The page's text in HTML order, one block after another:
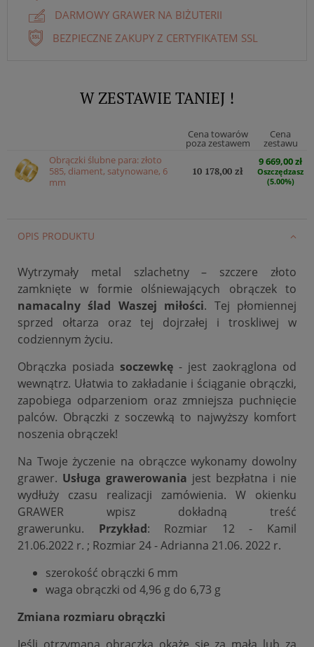
DARMOWY GRAWER NA BIŻUTERII
BEZPIECZNE ZAKUPY Z CERTYFIKATEM SSL
W ZESTAWIE TANIEJ !
Cena towarów
poza zestawem
Cena
zestawu
Obrączki ślubne para: złoto
585, diament, satynowane, 6
mm
10 178,00 zł
9 669,00 zł
Oszczędzasz
(5.00%)
OPIS PRODUKTU
Wytrzymały metal szlachetny – szczere złoto
zamknięte w formie olśniewających obrączek to
namacalny ślad Waszej miłości. Tej płomiennej
sprzed ołtarza oraz tej dojrzałej i troskliwej w
codziennym życiu.
Obrączka posiada soczewkę - jest zaokrąglona od
wewnątrz. Ułatwia to zakładanie i ściąganie obrączki,
zapobiega odparzeniom oraz zmniejsza puchnięcie
palców. Obrączki z soczewką to najwyższy komfort
noszenia obrączek!
Na Twoje życzenie na obrączce wykonamy dowolny
grawer. Usługa grawerowania jest bezpłatna i nie
wydłuży czasu realizacji zamówienia. W okienku
GRAWER wpisz dokładną treść
grawerunku.
Przykład: Rozmiar 12 - Kamil
21.06.2022 r. ; Rozmiar 24 - Adrianna 21.06. 2022 r.
szerokość obrączki 6 mm
waga obrączki od 4,96 g do 6,73 g
Zmiana rozmiaru obrączki